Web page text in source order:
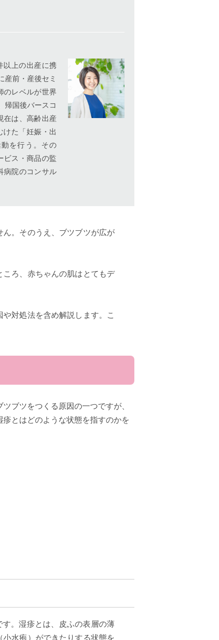
以上の出産に携
産前・産後セミ
のレベルが世界
帰国後バースコ
在は、高齢出産
けた「妊娠・出
を行う。その
ビス・商品の監
病院のコンサル
。そのうえ、ブツブツが広が
ろ、赤ちゃんの肌はとてもデ
対処法を含め解説します。こ
ブツをつくる原因の一つですが、
とはどのような状態を指すのかを
。湿疹とは、皮ふの表層の薄
水疱）ができたりする状態を